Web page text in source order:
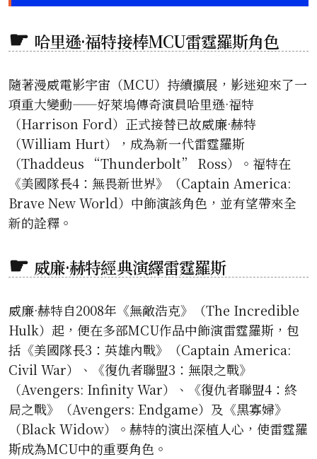
哈里遜·福特接棒MCU雷霆羅斯角色
隨著漫威電影宇宙（MCU）持續擴展，影迷迎來了一
項重大變動——好萊塢傳奇演員哈里遜·福特
（Harrison Ford）正式接替已故威廉·赫特
（William Hurt），成為新一代雷霆羅斯
（Thaddeus “Thunderbolt” Ross）。福特在
《美國隊長4：無畏新世界》（Captain America:
Brave New World）中飾演該角色，並有望帶來全
新的詮釋。
威廉·赫特經典演繹雷霆羅斯
威廉·赫特自2008年《無敵浩克》（The Incredible
Hulk）起，便在多部MCU作品中飾演雷霆羅斯，包
括《美國隊長3：英雄內戰》（Captain America:
Civil War）、《復仇者聯盟3：無限之戰》
（Avengers: Infinity War）、《復仇者聯盟4：終
局之戰》（Avengers: Endgame）及《黑寡婦》
（Black Widow）。赫特的演出深植人心，使雷霆羅
斯成為MCU中的重要角色。